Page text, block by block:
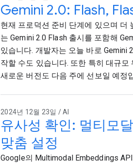
Gemini 2.0: Flash,
현재 프로덕션 준비 단계에 있으며 더
는 Gemini 2.0 Flash 출시를 포함해
있습니다. 개발자는 오늘 바로 Gemini
작할 수도 있습니다. 또한 특히 대규
새로운 버전도 다음 주에 선보일 예정
2024년 12월 23일 / AI
유사성 확인: 멀티모
맞춤 설정
Google의 Multimodal Embeddings